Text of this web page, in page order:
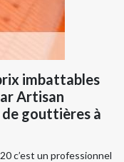
imbattables
Artisan
gouttières à
c’est un professionnel